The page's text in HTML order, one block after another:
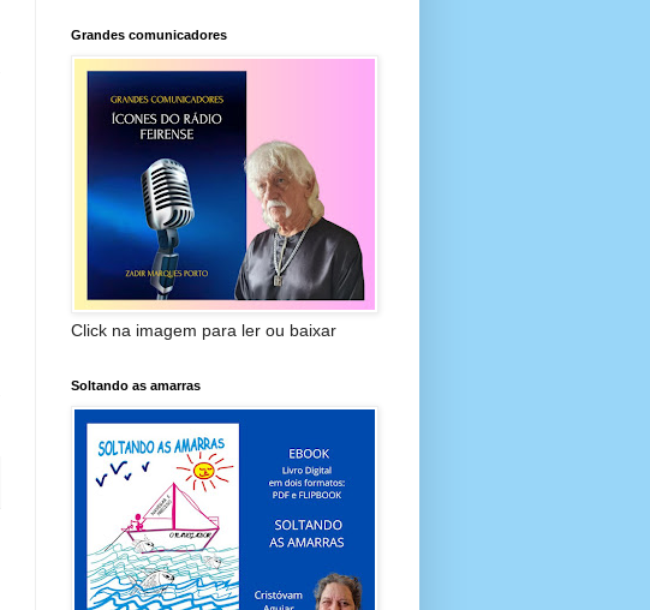
Grandes comunicadores
Click na imagem para ler ou baixar
Soltando as amarras